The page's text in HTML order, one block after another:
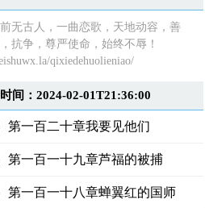
无古人，一曲恋歌，天地动容，善
抗争，尊严使命，始终不辱！
qixiedehuolieniao/
间：2024-02-01T21:36:00
第一百二十章我要见他们
第一百一十九章芦福的被捕
第一百一十八章蝉翼红的国师